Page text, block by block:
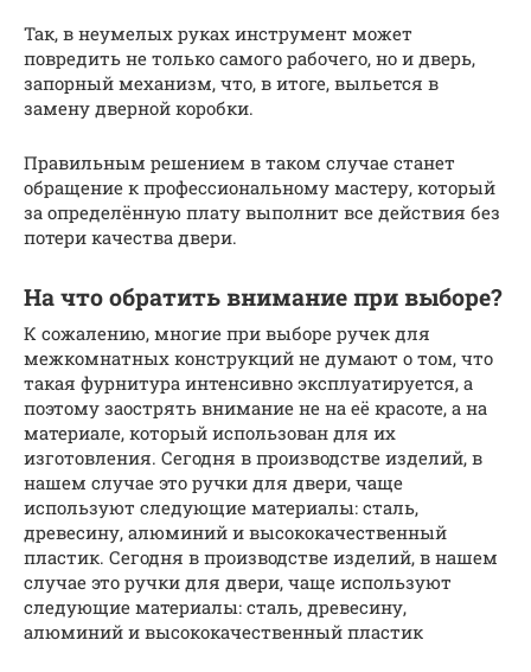
Так, в неумелых руках инструмент может
повредить не только самого рабочего, но и дверь,
запорный механизм, что, в итоге, выльется в
замену дверной коробки.
Правильным решением в таком случае станет
обращение к профессиональному мастеру, который
за определённую плату выполнит все действия без
потери качества двери.
На что обратить внимание при выборе?
К сожалению, многие при выборе ручек для
межкомнатных конструкций не думают о том, что
такая фурнитура интенсивно эксплуатируется, а
поэтому заострять внимание не на её красоте, а на
материале, который использован для их
изготовления. Сегодня в производстве изделий, в
нашем случае это ручки для двери, чаще
используют следующие материалы: сталь,
древесину, алюминий и высококачественный
пластик. Сегодня в производстве изделий, в нашем
случае это ручки для двери, чаще используют
следующие материалы: сталь, древесину,
алюминий и высококачественный пластик